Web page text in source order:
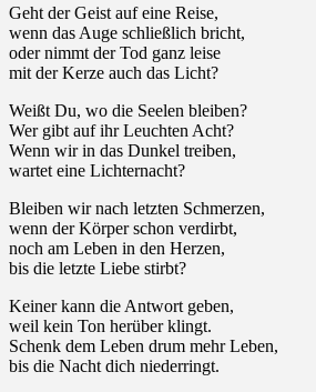
Geht der Geist auf eine Reise,
wenn das Auge schließlich bricht,
oder nimmt der Tod ganz leise
mit der Kerze auch das Licht?
Weißt Du, wo die Seelen bleiben?
Wer gibt auf ihr Leuchten Acht?
Wenn wir in das Dunkel treiben,
wartet eine Lichternacht?
Bleiben wir nach letzten Schmerzen,
wenn der Körper schon verdirbt,
noch am Leben in den Herzen,
bis die letzte Liebe stirbt?
Keiner kann die Antwort geben,
weil kein Ton herüber klingt.
Schenk dem Leben drum mehr Leben,
bis die Nacht dich niederringt.